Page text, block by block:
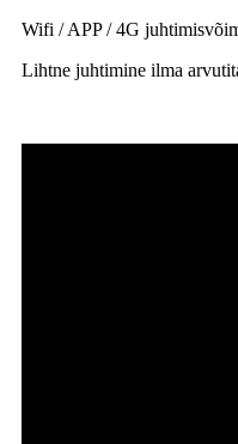
Wifi / APP / 4G
Lihtne juhtimine ilma